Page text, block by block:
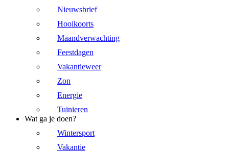
Nieuwsbrief
Hooikoorts
Maandverwachting
Feestdagen
Vakantieweer
Zon
Energie
Tuinieren
Wat ga je doen?
Wintersport
Vakantie